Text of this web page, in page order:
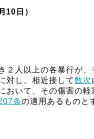
10日）
２人以上の各暴行が
対し、相近接して数次
おいて、その傷害の
条の適用あるものと